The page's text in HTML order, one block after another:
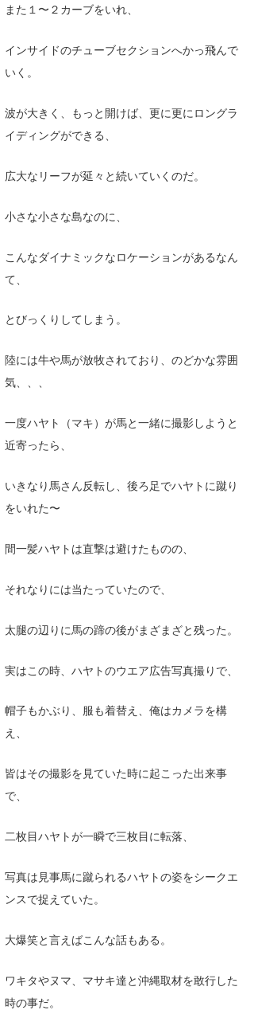
また１〜２カーブをいれ、
インサイドのチューブセクションへかっ飛んで
いく。
波が大きく、もっと開けば、更に更にロングラ
イディングができる、
広大なリーフが延々と続いていくのだ。
小さな小さな島なのに、
こんなダイナミックなロケーションがあるなん
て、
とびっくりしてしまう。
陸には牛や馬が放牧されており、のどかな雰囲
気、、、
一度ハヤト（マキ）が馬と一緒に撮影しようと
近寄ったら、
いきなり馬さん反転し、後ろ足でハヤトに蹴り
をいれた〜
間一髪ハヤトは直撃は避けたものの、
それなりには当たっていたので、
太腿の辺りに馬の蹄の後がまざまざと残った。
実はこの時、ハヤトのウエア広告写真撮りで、
帽子もかぶり、服も着替え、俺はカメラを構
え、
皆はその撮影を見ていた時に起こった出来事
で、
二枚目ハヤトが一瞬で三枚目に転落、
写真は見事馬に蹴られるハヤトの姿をシークエ
ンスで捉えていた。
大爆笑と言えばこんな話もある。
ワキタやヌマ、マサキ達と沖縄取材を敢行した
時の事だ。